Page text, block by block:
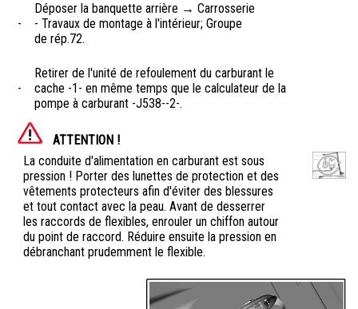
-
Déposer la banquette arrière → Carrosserie
- Travaux de montage à l'intérieur; Groupe
de rép.72.
-
Retirer de l'unité de refoulement du carburant le
cache -1- en même temps que le calculateur de la
pompe à carburant -J538--2-.
ATTENTION !
La conduite d'alimentation en carburant est sous
pression ! Porter des lunettes de protection et des
vêtements protecteurs afin d'éviter des blessures
et tout contact avec la peau. Avant de desserrer
les raccords de flexibles, enrouler un chiffon autour
du point de raccord. Réduire ensuite la pression en
débranchant prudemment le flexible.